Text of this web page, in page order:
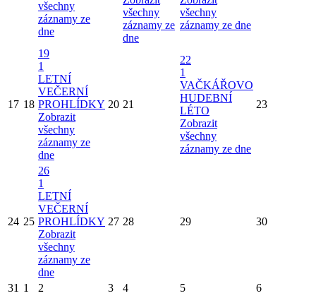
všechny
záznamy ze
dne
všechny
záznamy ze
dne
všechny
záznamy ze dne
17 18
19
1
LETNÍ
VEČERNÍ
PROHLÍDKY
Zobrazit
všechny
záznamy ze
dne
20 21
22
1
VAČKÁŘOVO
HUDEBNÍ
LÉTO
Zobrazit
všechny
záznamy ze dne
23
24 25
26
1
LETNÍ
VEČERNÍ
PROHLÍDKY
Zobrazit
všechny
záznamy ze
dne
27 28 29 30
31 1 2 3 4 5 6